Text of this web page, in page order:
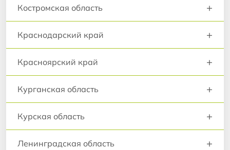
Костромская область +
Краснодарский край +
Красноярский край +
Курганская область +
Курская область +
Ленинградская область +